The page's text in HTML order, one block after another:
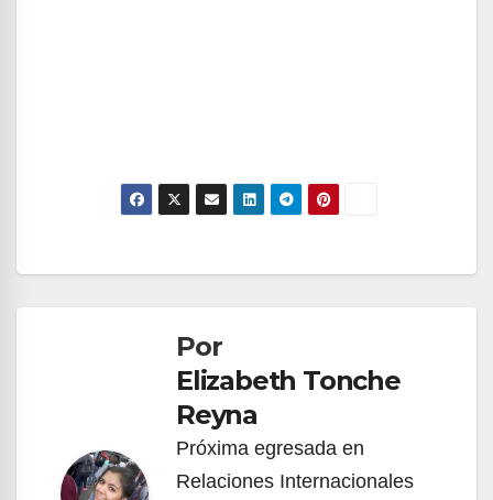
entradasPor
Elizabeth Tonche
Reyna
Próxima egresada en
Relaciones Internacionales